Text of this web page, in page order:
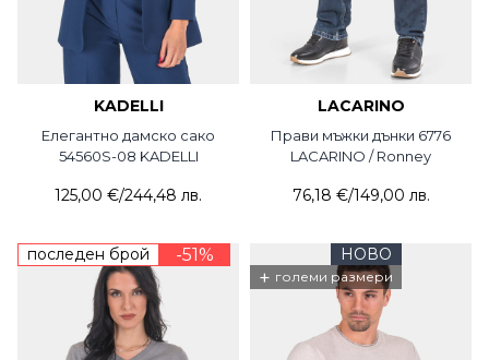
KADELLI
Елегантно дамско сако
54560S-08 KADELLI
125,00 €/244,48 лв.
LACARINO
Прави мъжки дънки 6776
LACARINO / Ronney
76,18 €/149,00 лв.
последен брой -51% НОВО
+ големи размери